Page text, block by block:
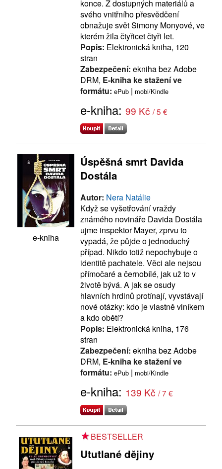
konce. Z dostupných materiálů a
svého vnitřního přesvědčení
obnažuje svět Simony Monyové, ve
kterém žila čtyřicet čtyři let.
Popis: Elektronická kniha, 120
stran
Zabezpečení: ekniha bez Adobe
DRM, E-kniha ke stažení ve
formátu: ePub | mobi/Kindle
e-kniha: 99 Kč / 5 €
e-kniha
Úspěšná smrt Davida
Dostála
Autor: Nera Natálie
Když se vyšetřování vraždy
známého novináře Davida Dostála
ujme inspektor Mayer, zprvu to
vypadá, že půjde o jednoduchý
případ. Nikdo totiž nepochybuje o
identitě pachatele. Věci ale nejsou
přímočaré a černobílé, jak už to v
životě bývá. A jak se osudy
hlavních hrdinů protínají, vyvstávají
nové otázky: kdo je vlastně viníkem
a kdo obětí?
Popis: Elektronická kniha, 176
stran
Zabezpečení: ekniha bez Adobe
DRM, E-kniha ke stažení ve
formátu: ePub | mobi/Kindle
e-kniha: 139 Kč / 7 €
BESTSELLER
Ututlané dějiny